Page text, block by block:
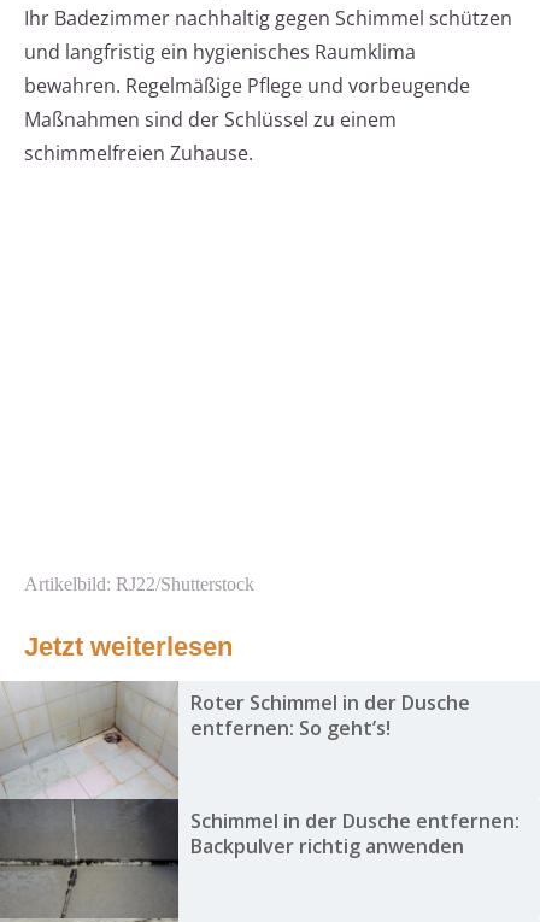
Ihr Badezimmer nachhaltig gegen Schimmel schützen
und langfristig ein hygienisches Raumklima
bewahren. Regelmäßige Pflege und vorbeugende
Maßnahmen sind der Schlüssel zu einem
schimmelfreien Zuhause.
Artikelbild: RJ22/Shutterstock
Jetzt weiterlesen
Roter Schimmel in der Dusche
entfernen: So geht’s!
Schimmel in der Dusche entfernen:
Backpulver richtig anwenden